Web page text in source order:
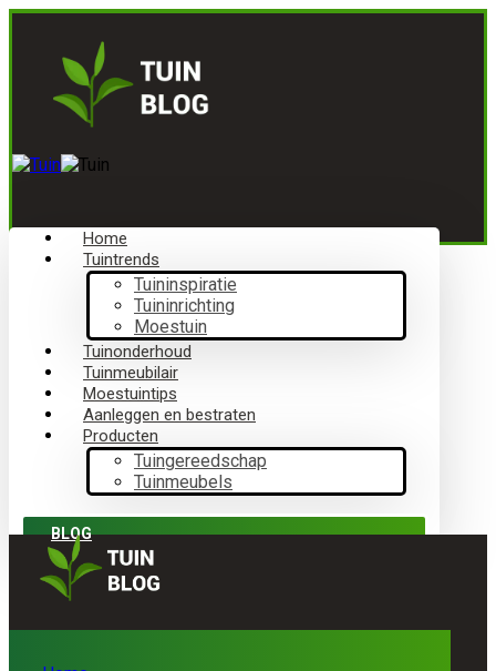
Home
Tuintrends
Tuininspiratie
Tuininrichting
Moestuin
Tuinonderhoud
Tuinmeubilair
Moestuintips
Aanleggen en bestraten
Producten
Tuingereedschap
Tuinmeubels
BLOG